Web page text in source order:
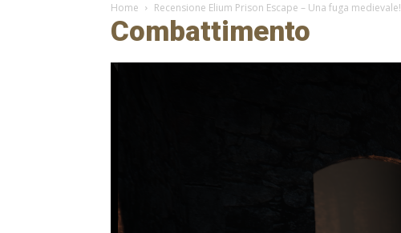
Home Recensione Elium Prison Escape – Una fuga medievale!
Combattimento